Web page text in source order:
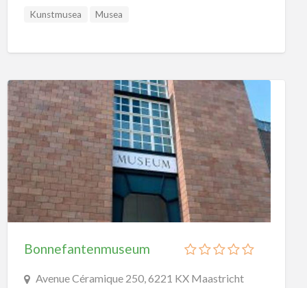
Kunstmusea Musea
Bonnefantenmuseum
Avenue Céramique 250, 6221 KX Maastricht